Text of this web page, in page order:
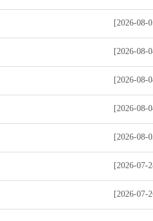
[2026-08-
[2026-08-
[2026-08-
[2026-08-
[2026-08-
[2026-07-
[2026-07-